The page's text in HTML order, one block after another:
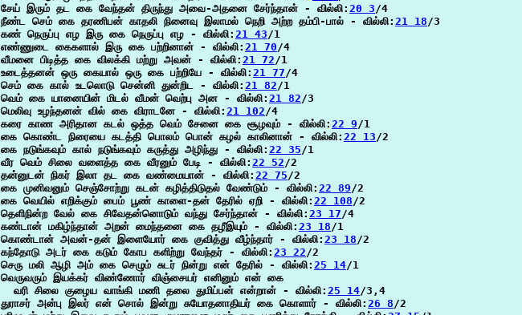
சேய் இரும் தட கை வேந்தன் திருந்து அவை-அதனை சேர்ந்தான் - வில்லி: 20 3/4
நீண்ட செம் கை தரணிபன் காதலி நினைவு இலாமல் நெறி அற்ற தம்பி-பால் - வில்லி: 21 18/3
கண் நெருப்பு எழ இரு கை நெருப்பு எழ - வில்லி: 21 43/1
எண்ணுடை கைகளால் இரு கை பற்றினான் - வில்லி: 21 70/4
வீமனை பிடித்த கை விலக்கி மற்று அவன் - வில்லி: 21 72/1
உடைத்தனன் ஒரு கையால் ஒரு கை பற்றியே - வில்லி: 21 77/4
செம் கை கால் உடலொடு சென்னி துன்றிட - வில்லி: 21 82/1
வெம் கை யானையின் மிடல் வீமன் வெற்பு அன - வில்லி: 21 82/3
மெலிவு உழந்தனன் வில் கை விராடனே - வில்லி: 21 102/4
கரை காண அரிதான கடல் ஒத்த வெம் சேனை கை சூழவும் - வில்லி: 22 9/1
கை கொண்ட நிரையை கடத்தி பொலம் பொன் கழல் காலினான் - வில்லி: 22 13/2
கை நடுங்கவும் கால் நடுங்கவும் கருத்து அழிந்து - வில்லி: 22 35/1
வீர வெம் சிலை வளைத்த கை வீரனும் பேடி - வில்லி: 22 52/2
தன்னுடன் நிகர் இலா தட கை வண்மையான் - வில்லி: 22 75/2
கை முனிவனும் செஞ்சோற்று கடன் கழித்திடுதல் வேண்டும் - வில்லி: 22 89/2
கை வெயில் எறிக்கும் பைம் பூண் காளை-தன் தேரில் ஏறி - வில்லி: 22 108/2
தெளிநின்ற வேல் கை சிவேதன்னொடும் வந்து சேர்ந்தான் - வில்லி: 23 17/4
கண்டான் மகிழ்ந்தான் அறன் மைந்தனை கை தழீஇயும் - வில்லி: 23 18/1
கொண்டான் அவன்-தன் இளையோர் கை குவித்து வீழ்ந்தார் - வில்லி: 23 18/2
கந்தோடு அடர் கை கடும் கோப களிற்று வேந்தர் - வில்லி: 23 22/2
செரு மலி ஆழி அம் கை செழும் சுடர் நின்று என் தேரில் - வில்லி: 25 14/1
வெருவரும் இயக்கர் விண்ணோர் விஞ்சையர் எனினும் என் கை
  வரி சிலை குழைய வாங்கி மணி தலை துமிப்பன் என்றான் - வில்லி:
25 14/3,4
துராசர் அன்பு இலர் என் சொல் இன்று சுயோதனாதியர் கை கொளார் - வில்லி: 26 8/2